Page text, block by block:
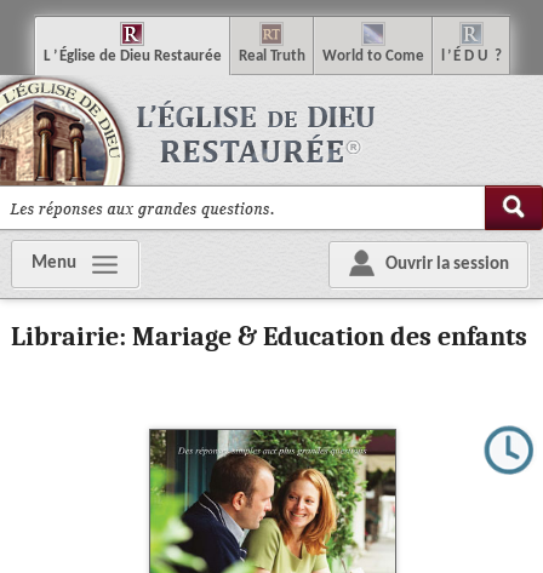
L ’ Église de Dieu Restaurée Real Truth World to Come ’ É D U ?
Ouvrir la session
Menu
Librairie: Mariage & Education des enfants